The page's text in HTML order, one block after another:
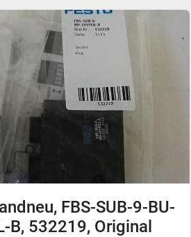
Anschlusstecker, 35°,
0BA41, Helmholz, neu